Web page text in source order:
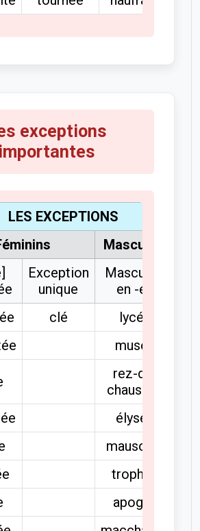
exceptions
importantes
LES EXCEPTIONS
Masculins
Exception
unique
Masculins
en -ée
clé
lycée
musée
rez-de-
chaussée
élysée
mausolée
trophée
apogée